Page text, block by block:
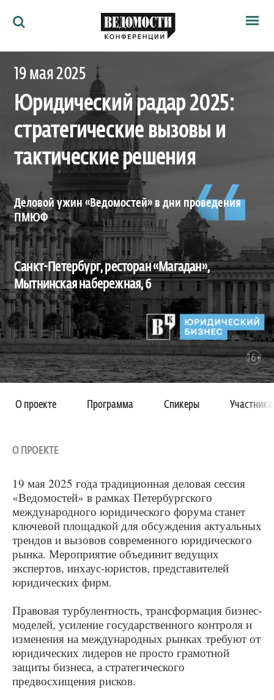
Партнёрам
О нас
Ведомости
Как потратить
Ведомости&
19 мая 2025
Юридический радар 2025:
стратегические вызовы и
тактические решения
Деловой ужин «Ведомостей» в дни проведения
ПМЮФ
Санкт-Петербург, ресторан «Магадан»,
Мытнинская набережная, 6
О проекте Программа Спикеры
О ПРОЕКТЕ
19 мая 2025 года традиционная деловая сессия
«Ведомостей» в рамках Петербургского
международного юридического форума станет
ключевой площадкой для обсуждения актуальных
трендов и вызовов современного юридического
рынка. Мероприятие объединит ведущих
экспертов, инхаус-юристов, представителей
юридических фирм.
Правовая турбулентность, трансформация бизнес-
моделей, усиление государственного контроля и
изменения на международных рынках требуют от
юридических лидеров не просто грамотной
защиты бизнеса, а стратегического
предвосхищения рисков.